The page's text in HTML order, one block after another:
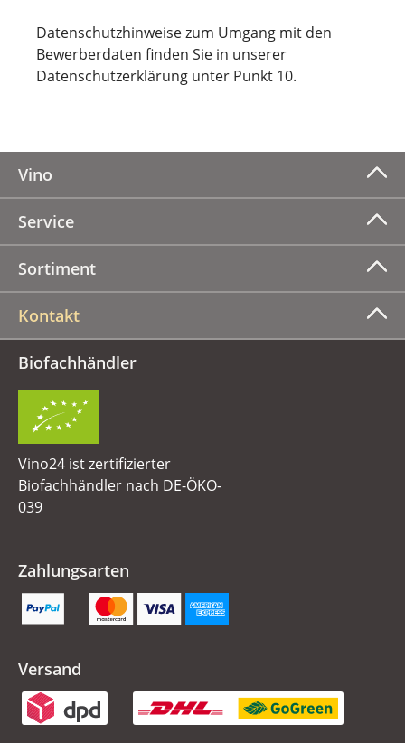
Datenschutzhinweise zum Umgang mit den
Bewerberdaten finden Sie in unserer
Datenschutzerklärung unter Punkt 10.
Vino
Service
Sortiment
Kontakt
Biofachhändler
Vino24 ist zertifizierter
Biofachhändler nach DE-ÖKO-
039
Zahlungsarten
Versand